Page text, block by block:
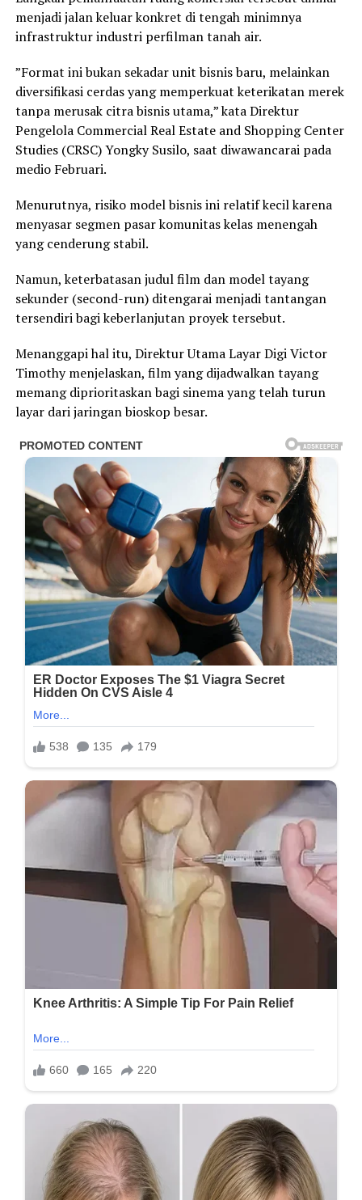
menjadi jalan keluar konkret di tengah minimnya
infrastruktur industri perfilman tanah air.
”Format ini bukan sekadar unit bisnis baru, melainkan
diversifikasi cerdas yang memperkuat keterikatan merek
tanpa merusak citra bisnis utama,” kata Direktur
Pengelola Commercial Real Estate and Shopping Center
Studies (CRSC) Yongky Susilo, saat diwawancarai pada
medio Februari.
Menurutnya, risiko model bisnis ini relatif kecil karena
menyasar segmen pasar komunitas kelas menengah
yang cenderung stabil.
Namun, keterbatasan judul film dan model tayang
sekunder (second-run) ditengarai menjadi tantangan
tersendiri bagi keberlanjutan proyek tersebut.
Menanggapi hal itu, Direktur Utama Layar Digi Victor
Timothy menjelaskan, film yang dijadwalkan tayang
memang diprioritaskan bagi sinema yang telah turun
layar dari jaringan bioskop besar.